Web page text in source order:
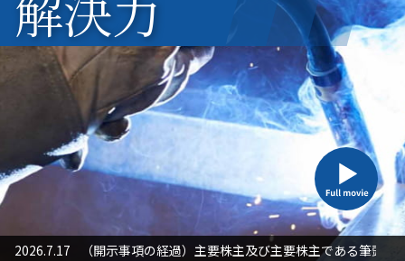
対応」に関するお知らせ
2026.7.17 （開示事項の経過）主要株主及び主要株主である筆頭